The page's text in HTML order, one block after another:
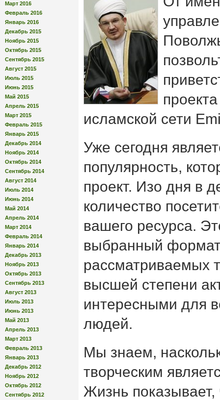
Март 2016
Февраль 2016
Январь 2016
Декабрь 2015
Ноябрь 2015
Октябрь 2015
Сентябрь 2015
Август 2015
Июль 2015
Июнь 2015
Май 2015
Апрель 2015
Март 2015
Февраль 2015
Январь 2015
Декабрь 2014
Ноябрь 2014
Октябрь 2014
Сентябрь 2014
Август 2014
Июль 2014
Июнь 2014
Май 2014
Апрель 2014
Март 2014
Февраль 2014
Январь 2014
Декабрь 2013
Ноябрь 2013
Октябрь 2013
Сентябрь 2013
Август 2013
Июль 2013
Июнь 2013
Май 2013
Апрель 2013
Март 2013
Февраль 2013
Январь 2013
Декабрь 2012
Ноябрь 2012
Октябрь 2012
Сентябрь 2012
исламской сети
Уже сегодня
популярность,
проект. Изо дня в
количество
вашего ресурса.
выбранный формат
рассматриваемых
высшей степени
интересными для
людей.
Мы знаем,
творческим
Жизнь